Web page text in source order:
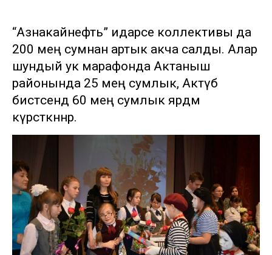
“Азнакайнефть” идарәсе коллективы да
200 мең сумнан артык акча салды. Алар
шундый ук марафонда Актаныш
районында 25 мең сумлык, Актүбә
бистәсендә 60 мең сумлык ярдәм
күрсәткәннәр.